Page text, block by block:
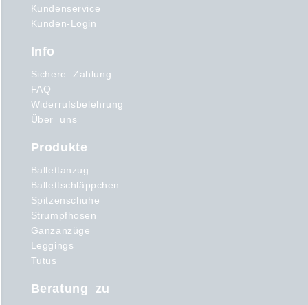
Kundenservice
Kunden-Login
Info
Sichere Zahlung
FAQ
Widerrufsbelehrung
Über uns
Produkte
Ballettanzug
Ballettschläppchen
Spitzenschuhe
Strumpfhosen
Ganzanzüge
Leggings
Tutus
Beratung zu